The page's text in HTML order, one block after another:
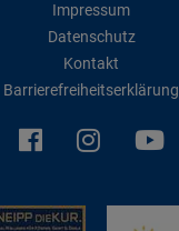
Impressum
Datenschutz
Kontakt
Barrierefreiheitserklärung